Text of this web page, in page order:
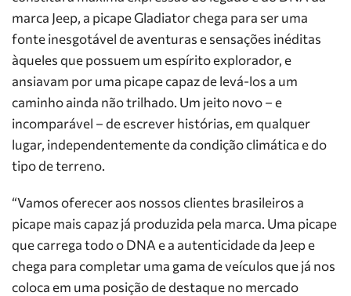
marca Jeep, a picape Gladiator chega para ser uma
fonte inesgotável de aventuras e sensações inéditas
àqueles que possuem um espírito explorador, e
ansiavam por uma picape capaz de levá-los a um
caminho ainda não trilhado. Um jeito novo – e
incomparável – de escrever histórias, em qualquer
lugar, independentemente da condição climática e do
tipo de terreno.
“Vamos oferecer aos nossos clientes brasileiros a
picape mais capaz já produzida pela marca. Uma picape
que carrega todo o DNA e a autenticidade da Jeep e
chega para completar uma gama de veículos que já nos
coloca em uma posição de destaque no mercado